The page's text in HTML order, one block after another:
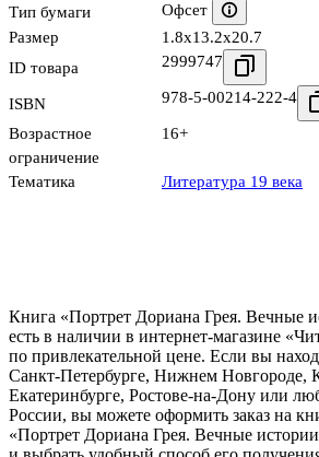
Тип бумаги
Офсет
Размер
1.8x13.2x20.7
ID товара
2999747
ISBN 978-5-00214-222-4
Возрастное
ограничение
16+
Тематика Литература 19 века
Книга «Портрет Дориана Грея. Вечные
есть в наличии в интернет-магазине
по привлекательной цене. Если вы
Санкт-Петербурге, Нижнем Новгороде,
Екатеринбурге, Ростове-на-Дону или
России, вы можете оформить заказ на
«Портрет Дориана Грея. Вечные